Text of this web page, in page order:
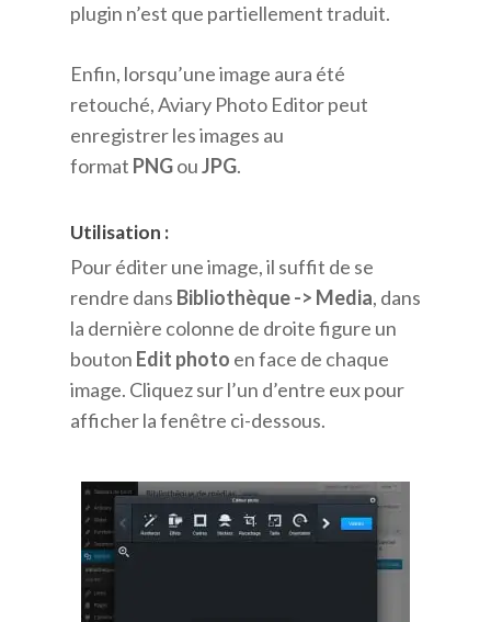
plugin n’est que partiellement traduit.
Enfin, lorsqu’une image aura été
retouché, Aviary Photo Editor peut
enregistrer les images au
format PNGouJPG.
Utilisation :
Pour éditer une image, il suffit de se
rendre dans Bibliothèque -> Media, dans
la dernière colonne de droite figure un
bouton Edit photo en face de chaque
image. Cliquez sur l’un d’entre eux pour
afficher la fenêtre ci-dessous.